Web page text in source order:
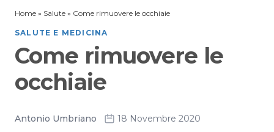
Home » Salute » Come rimuovere le occhiaie
SALUTE E MEDICINA
Come rimuovere le
occhiaie
Antonio Umbriano 18 Novembre 2020